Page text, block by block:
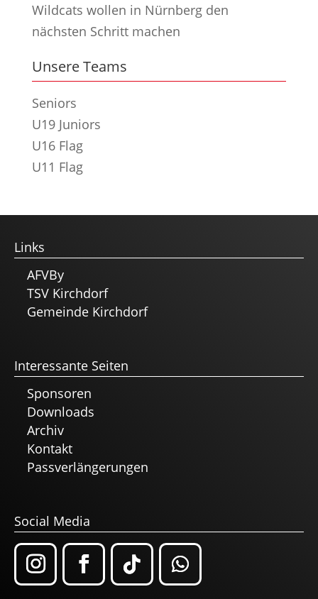
Wildcats wollen in Nürnberg den
nächsten Schritt machen
Unsere Teams
Seniors
U19 Juniors
U16 Flag
U11 Flag
Links
AFVBy
TSV Kirchdorf
Gemeinde Kirchdorf
Interessante Seiten
Sponsoren
Downloads
Archiv
Kontakt
Passverlängerungen
Social Media